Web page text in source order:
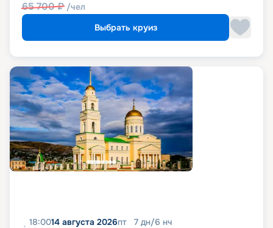
65 700₽ /чел
Выбрать круиз
18:0014 августа 2026пт 7 дн/6 нч